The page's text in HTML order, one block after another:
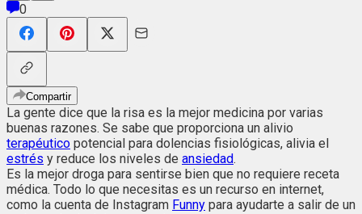
0
Compartir
La gente dice que la risa es la mejor medicina por varias
buenas razones. Se sabe que proporciona un alivio
terapéutico potencial para dolencias fisiológicas, alivia el
estrés y reduce los niveles de ansiedad.
Es la mejor droga para sentirse bien que no requiere receta
médica. Todo lo que necesitas es un recurso en internet,
como la cuenta de Instagram Funny para ayudarte a salir de un